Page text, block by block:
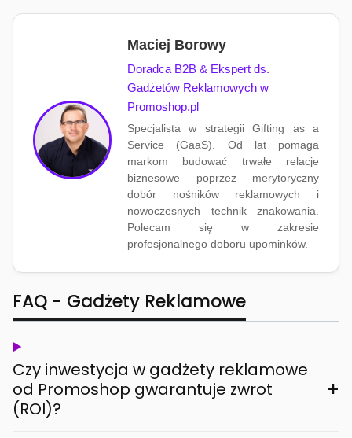
Maciej Borowy
Doradca B2B & Ekspert ds.
Gadżetów Reklamowych w
Promoshop.pl
Specjalista w strategii Gifting as a
Service (GaaS). Od lat pomaga
markom budować trwałe relacje
biznesowe poprzez merytoryczny
dobór nośników reklamowych i
nowoczesnych technik znakowania.
Polecam się w zakresie
profesjonalnego doboru upominków.
FAQ - Gadżety Reklamowe
Czy inwestycja w gadżety reklamowe
od Promoshop gwarantuje zwrot
(ROI)?
+